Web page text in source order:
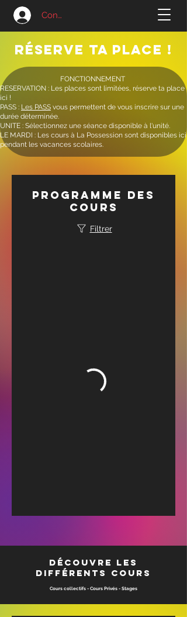
Connexion
Réserve ta place !
​FONCTIONNEMENT
RESERVATION : Les places sont limitées, réserve ta place
ici !
PASS : Les PASS vous permettent de vous inscrire sur une
durée déterminée.
UNITE : Sélectionnez une séance disponible à l'unité.
LE MARDI : Les cours à La Possession sont disponibles ici
pendant les vacances scolaires.
Programme des
cours
Filtrer
Découvre les
différents cours
Cours collectifs - Cours Privés - Stages